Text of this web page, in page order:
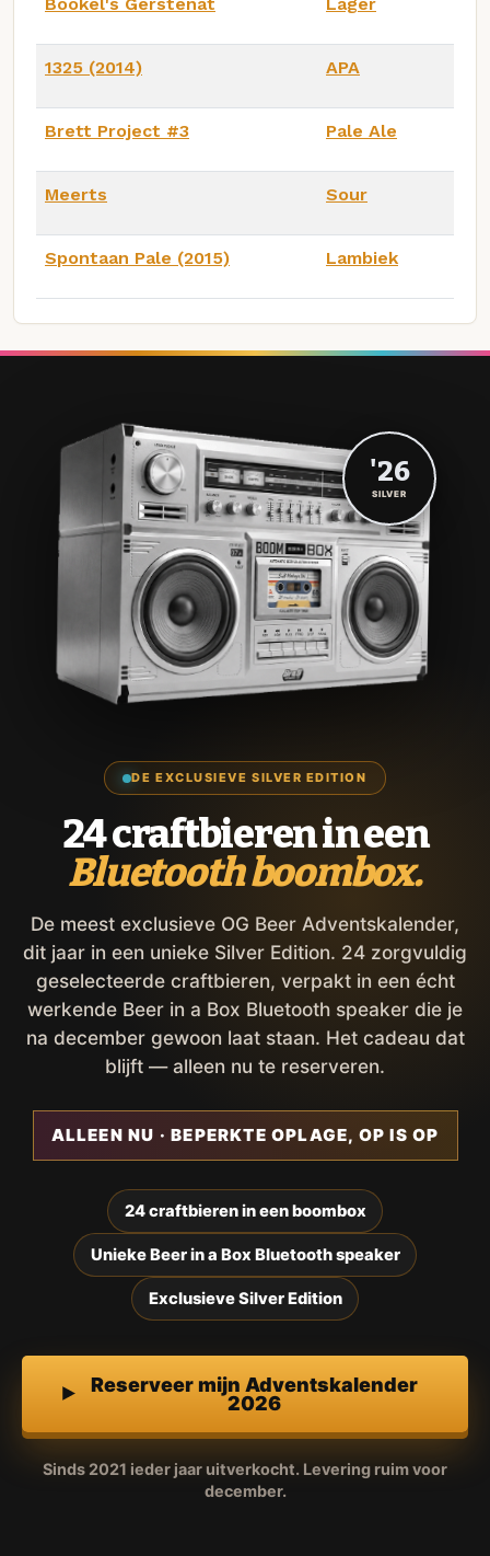
1325 (2014) APA
Brett Project #3 Pale Ale
Meerts Sour
Spontaan Pale (2015) Lambiek
DE EXCLUSIEVE SILVER EDITION
24 craftbieren in een
Bluetooth boombox.
De meest exclusieve OG Beer Adventskalender,
dit jaar in een unieke Silver Edition. 24 zorgvuldig
geselecteerde craftbieren, verpakt in een écht
werkende Beer in a Box Bluetooth speaker die je
na december gewoon laat staan. Het cadeau dat
blijft — alleen nu te reserveren.
ALLEEN NU · BEPERKTE OPLAGE, OP IS OP
24 craftbieren in een boombox
Unieke Beer in a Box Bluetooth speaker
Exclusieve Silver Edition
Reserveer mijn Adventskalender
2026
Sinds 2021 ieder jaar uitverkocht. Levering ruim voor
december.
'26
SILVER